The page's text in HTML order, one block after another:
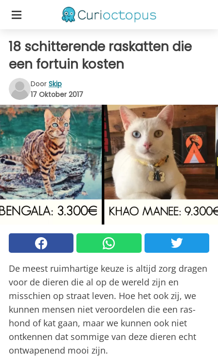
18 schitterende raskatten die
een fortuin kosten
Door Skip
17 Oktober 2017
De meest ruimhartige keuze is altijd zorg dragen
voor de dieren die al op de wereld zijn en
misschien op straat leven. Hoe het ook zij, we
kunnen mensen niet veroordelen die een ras-
hond of kat gaan, maar we kunnen ook niet
ontkennen dat sommige van deze dieren echt
ontwapenend mooi zijn.